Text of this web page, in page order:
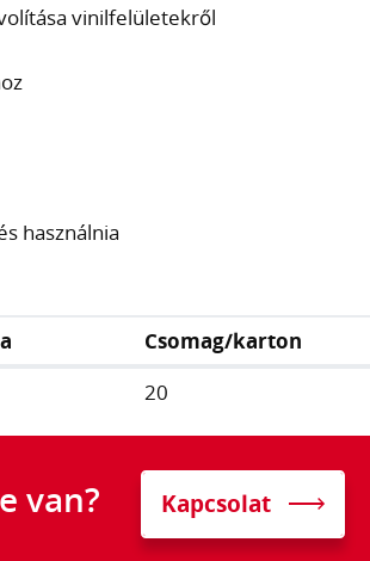
vinilfelületekről
használnia
Csomag/karton
20
van? Kapcsolat